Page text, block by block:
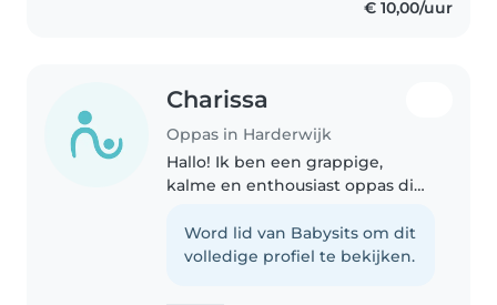
€ 10,00/uur
Charissa
Oppas in Harderwijk
Hallo! Ik ben een grappige,
kalme en enthousiast oppas die
werkt. Ik heb een eerste hulp
certificaat en ben comfortabel
Word lid van Babysits om dit
volledige profiel te bekijken.